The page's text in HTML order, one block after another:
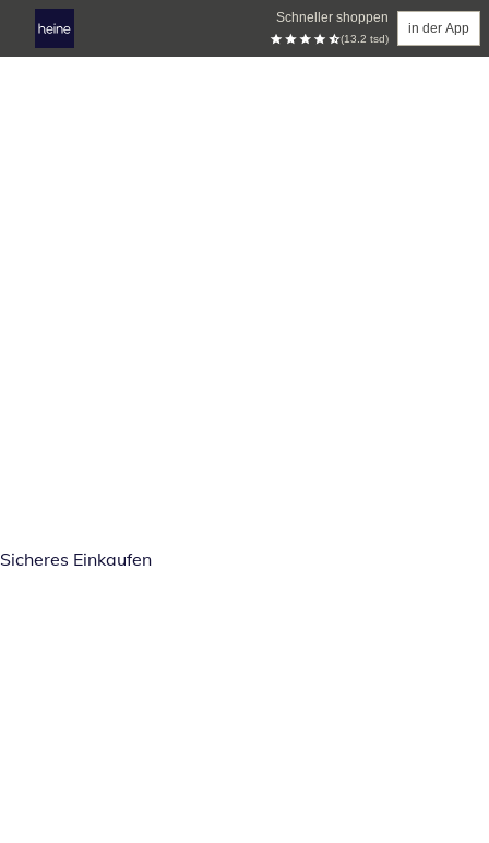
Schneller shoppen
(13.2 tsd)
in der App
Sicheres Einkaufen